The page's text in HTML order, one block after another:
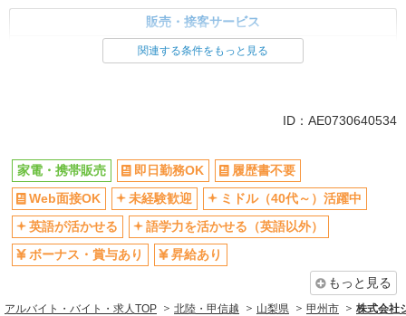
販売・接客サービス
日払い
車通勤OK
交通費支給
社会保険あり
社員登用あり
関連する条件をもっと見る
ID：AE0730640534
家電・携帯販売 即日勤務OK
履歴書不要
Web面接OK
未経験歓迎
ミドル（40代～）活躍中
英語が活かせる
語学力を活かせる（英語以外）
ボーナス・賞与あり
昇給あり
もっと見る
アルバイト・バイト・求人TOP 北陸・甲信越 山梨県 甲州市 株式会社